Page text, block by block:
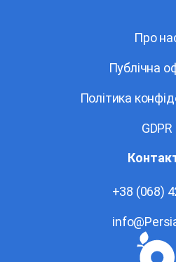
Про
Публічна
Політика
GDPR
+38 (068)